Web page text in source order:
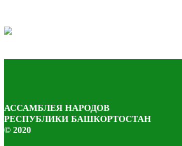
АССАМБЛЕЯ НАРОДОВ
РЕСПУБЛИКИ БАШКОРТОСТАН
© 2020